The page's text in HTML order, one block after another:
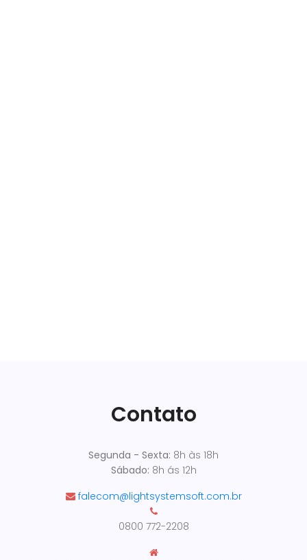
Contato
Segunda - Sexta: 8h às 18h
Sábado: 8h ás 12h
falecom@lightsystemsoft.com.br
0800 772-2208